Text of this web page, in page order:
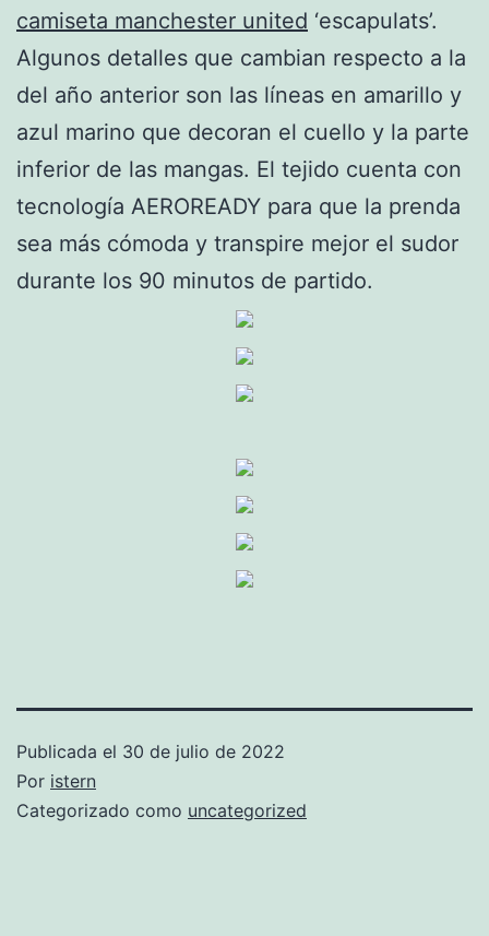
camiseta manchester united ‘escapulats’.
Algunos detalles que cambian respecto a la
del año anterior son las líneas en amarillo y
azul marino que decoran el cuello y la parte
inferior de las mangas. El tejido cuenta con
tecnología AEROREADY para que la prenda
sea más cómoda y transpire mejor el sudor
durante los 90 minutos de partido.
Publicada el 30 de julio de 2022
Por istern
Categorizado como uncategorized